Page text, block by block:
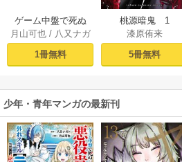
ゲーム中盤で死ぬ
悪役貴族に転生し
たので、外れスキ
ル【テイム】を駆
してみた（１）
月山可也/ 八又ナガ
1冊無料
桃源暗鬼 1
漆原侑来
5冊無料
少年・青年マンガの最新刊